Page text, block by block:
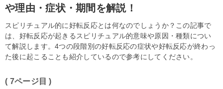
や理由・症状・期間を解説！
スピリチュアル的に好転反応とは何なのでしょうか？この記事で
は、好転反応が起きるスピリチュアル的意味や原因・種類につい
て解説します。4つの段階別の好転反応の症状や好転反応が終わっ
た後に起こることも紹介しているので参考にしてください。
( 7ページ目 )